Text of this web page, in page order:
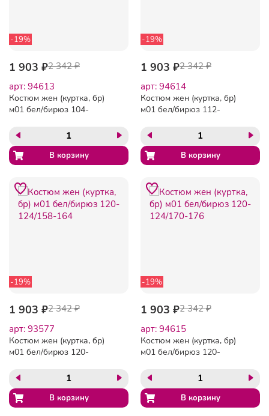
-19%
1 903 ₽2 342 ₽
арт: 94613
Костюм жен (куртка, бр)
м01 бел/бирюз 104-
-19%
1 903 ₽2 342 ₽
арт: 94614
Костюм жен (куртка, бр)
м01 бел/бирюз 112-
-19%
1 903 ₽2 342 ₽
арт: 93577
Костюм жен (куртка, бр)
м01 бел/бирюз 120-
-19%
1 903 ₽2 342 ₽
арт: 94615
Костюм жен (куртка, бр)
м01 бел/бирюз 120-